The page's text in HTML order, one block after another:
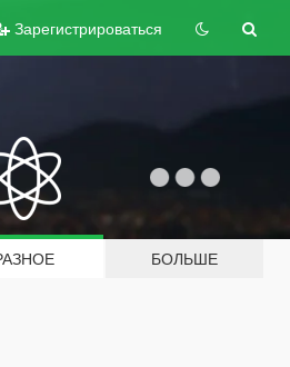
Зарегистрироваться
БОЛЬШЕ